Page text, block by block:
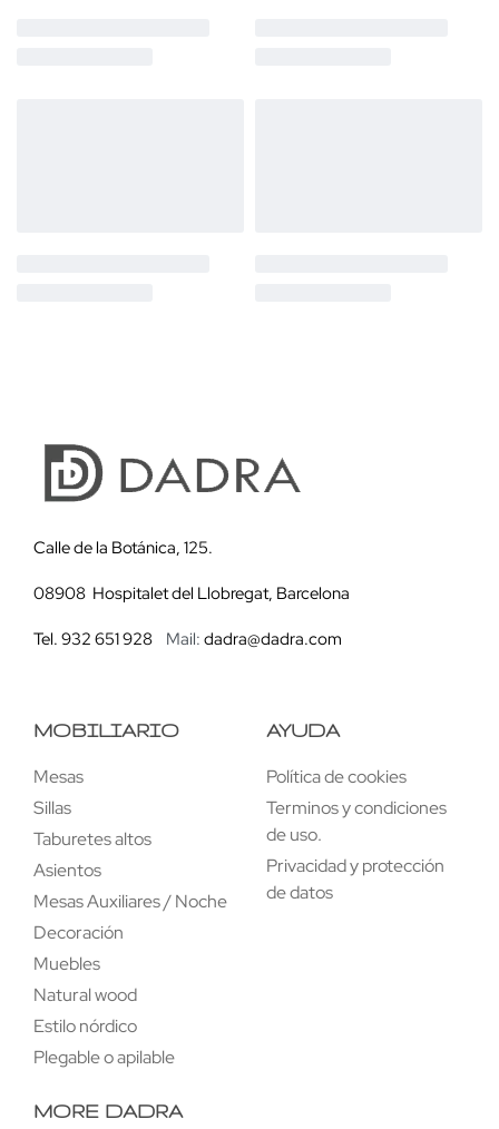
Calle de la Botánica, 125.
08908 Hospitalet del Llobregat, Barcelona
Tel. 932 651 928 Mail: dadra@dadra.com
MOBILIARIO
Mesas
Sillas
Taburetes altos
Asientos
Mesas Auxiliares / Noche
Decoración
Muebles
Natural wood
Estilo nórdico
Plegable o apilable
AYUDA
Política de cookies
Terminos y condiciones
de uso.
Privacidad y protección
de datos
MORE DADRA